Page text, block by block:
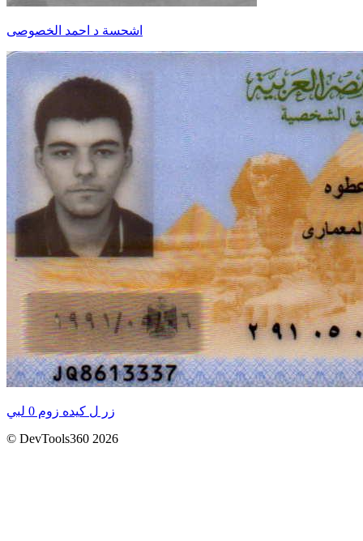
اشحسة د احمد الخصوصى
زر ل كيده زوم 0 لبي
© DevTools360 2026